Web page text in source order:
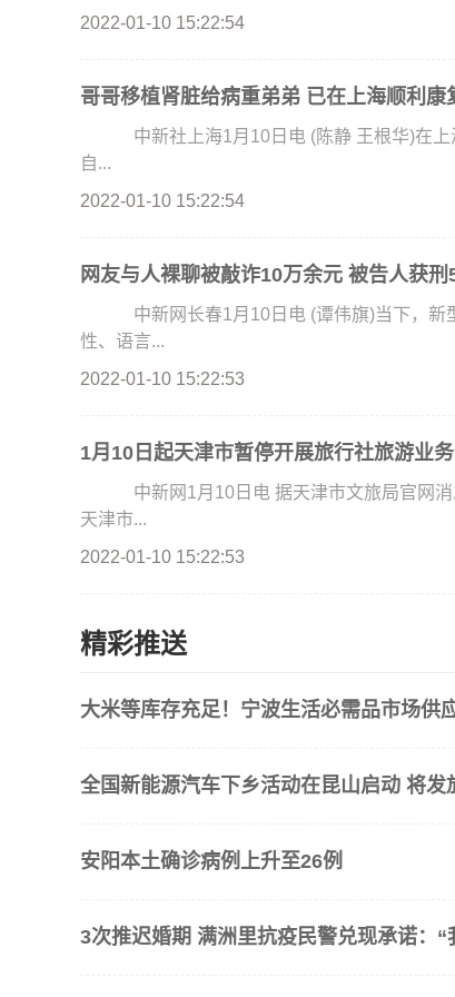
2022-01-10 15:22:54
哥哥移植肾脏给病重弟弟 已在上海顺利康
中新社上海1月10日电 (陈静 王根华)在上海武警服役的弟弟被尿毒症击倒，哥哥义无反顾地捐献出
自...
2022-01-10 15:22:54
网友与人裸聊被敲诈10万余元 被告人获刑
中新网长春1月10日电 (谭伟旗)当下，新
性、语言...
2022-01-10 15:22:53
1月10日起天津市暂停开展旅行社旅游业
中新网1月10日电 据天津市文旅局官网消
天津市...
2022-01-10 15:22:53
精彩推送
大米等库存充足！宁波生活必需品市场供
全国新能源汽车下乡活动在昆山启动 将发
安阳本土确诊病例上升至26例
3次推迟婚期 满洲里抗疫民警兑现承诺：“